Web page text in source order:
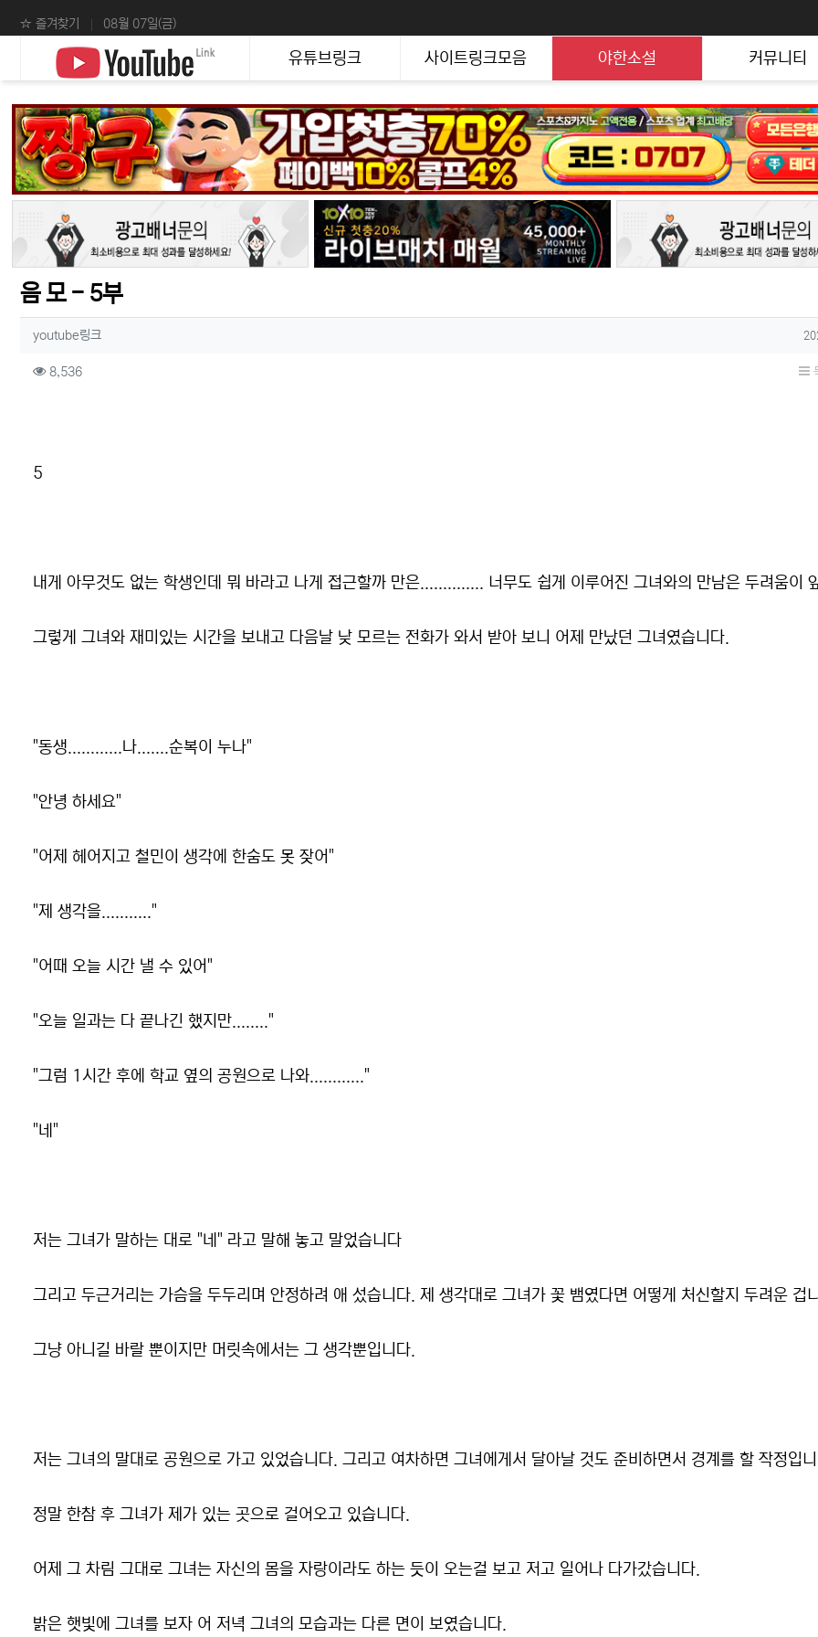
상단 네비
☆ 즐겨찾기 08월 07일(금)
메인 메뉴 유튜브링크 사이트링크모음 야한소설 커뮤니티
음 모 - 5부
작성자 정보
youtube링크 작
컨텐츠 정보
8,536조회
5
내게 아무것도 없는 학생인데 뭐 바라고 나게 접근할까 만은.............. 너무도 쉽게 이루어진 그녀와의 만남은 두려움이
그렇게 그녀와 재미있는 시간을 보내고 다음날 낮 모르는 전화가 와서 받아 보니 어제 만났던 그녀였습니다.
"동생............나.......순복이 누나"
"안녕 하세요"
"어제 헤어지고 철민이 생각에 한숨도 못 잦어"
"제 생각을..........."
"어때 오늘 시간 낼 수 있어"
"오늘 일과는 다 끝나긴 했지만........"
"그럼 1시간 후에 학교 옆의 공원으로 나와............"
"네"
저는 그녀가 말하는 대로 "네" 라고 말해 놓고 말었습니다
그리고 두근거리는 가슴을 두두리며 안정하려 애 섰습니다. 제 생각대로 그녀가 꽃 뱀였다면 어떻게 처신할지 두려운 겁
그냥 아니길 바랄 뿐이지만 머릿속에서는 그 생각뿐입니다.
저는 그녀의 말대로 공원으로 가고 있었습니다. 그리고 여차하면 그녀에게서 달아날 것도 준비하면서 경계를 할 작정입
정말 한참 후 그녀가 제가 있는 곳으로 걸어오고 있습니다.
어제 그 차림 그대로 그녀는 자신의 몸을 자랑이라도 하는 듯이 오는걸 보고 저고 일어나 다가갔습니다.
밝은 햇빛에 그녀를 보자 어 저녁 그녀의 모습과는 다른 면이 보였습니다.